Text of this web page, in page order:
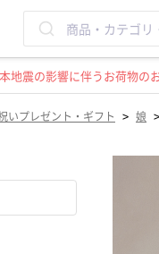
地震の影響に伴うお荷物の
いプレゼント・ギフト > 娘 >